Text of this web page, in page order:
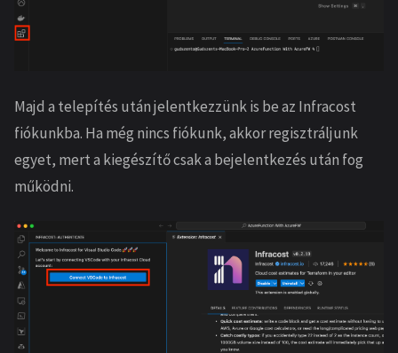
Majd a telepítés után jelentkezzünk is be az Infracost
fiókunkba. Ha még nincs fiókunk, akkor regisztráljunk
egyet, mert a kiegészítő csak a bejelentkezés után fog
működni.